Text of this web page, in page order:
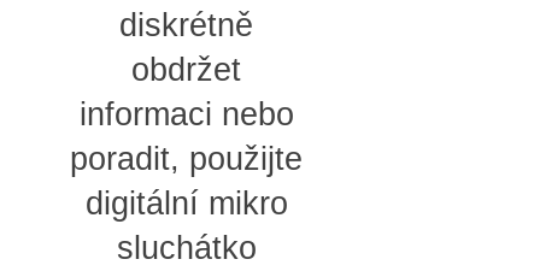
diskrétně
obdržet
informaci nebo
poradit, použijte
digitální mikro
sluchátko